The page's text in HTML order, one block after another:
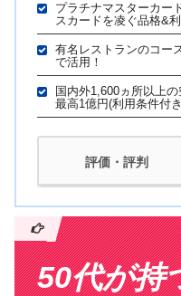
プラチナマスターカー
スカードを凌ぐ品格&
有名レストランのコー
で活用！
国内外1,600ヵ所以上
最高1億円(利用条件付き
評価・評判
50代が持